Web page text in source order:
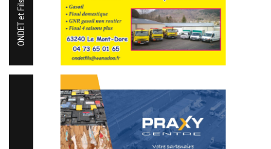
ONDET et Fils